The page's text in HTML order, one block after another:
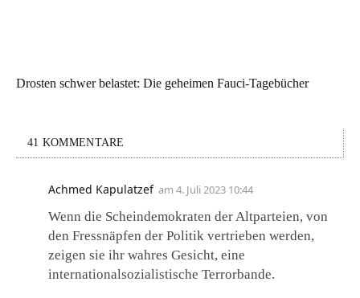
Drosten schwer belastet: Die geheimen Fauci-Tagebücher
41 KOMMENTARE
Achmed Kapulatzef am 4. Juli 2023 10:44
Wenn die Scheindemokraten der Altparteien, von
den Fressnäpfen der Politik vertrieben werden,
zeigen sie ihr wahres Gesicht, eine
internationalsozialistische Terrorbande.